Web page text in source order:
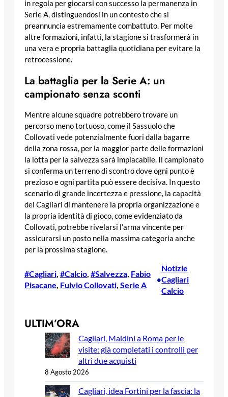
in regola per giocarsi con successo la permanenza in
Serie A, distinguendosi in un contesto che si
preannuncia estremamente combattuto. Per molte
altre formazioni, infatti, la stagione si trasformerà in
una vera e propria battaglia quotidiana per evitare la
retrocessione.
La battaglia per la Serie A: un
campionato senza sconti
Mentre alcune squadre potrebbero trovare un
percorso meno tortuoso, come il Sassuolo che
Collovati vede potenzialmente fuori dalla bagarre
della zona rossa, per la maggior parte delle formazioni
la lotta per la salvezza sarà implacabile. Il campionato
si conferma un terreno di scontro dove ogni punto è
prezioso e ogni partita può essere decisiva. In questo
scenario di grande incertezza e pressione, la capacità
del Cagliari di mantenere la propria organizzazione e
la propria identità di gioco, come evidenziato da
Collovati, potrebbe rivelarsi l’arma vincente per
assicurarsi un posto nella massima categoria anche
per la prossima stagione.
#Cagliari, #Calcio, #Salvezza, Fabio
Pisacane, Fulvio Collovati, Serie A
•
Notizie
Cagliari
Calcio
ULTIM’ORA
Cagliari, Maldini a Roma per le
visite: già completati i controlli per
altri due acquisti
8 Agosto 2026
Cagliari, idea Fortini per la fascia: la